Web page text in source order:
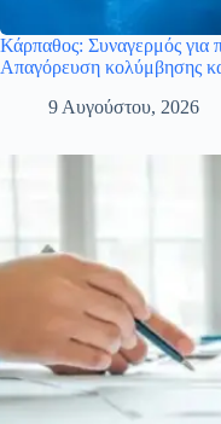
Κάρπαθος: Συναγερμός για
Απαγόρευση κολύμβησης
9 Αυγούστου, 2026